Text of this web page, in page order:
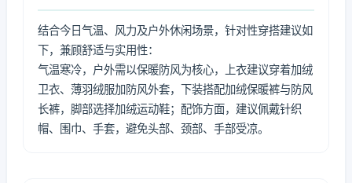
结合今日气温、风力及户外休闲场景，针对性穿搭建议如
下，兼顾舒适与实用性：
气温寒冷，户外需以保暖防风为核心，上衣建议穿着加绒
卫衣、薄羽绒服加防风外套，下装搭配加绒保暖裤与防风
长裤，脚部选择加绒运动鞋；配饰方面，建议佩戴针织
帽、围巾、手套，避免头部、颈部、手部受凉。